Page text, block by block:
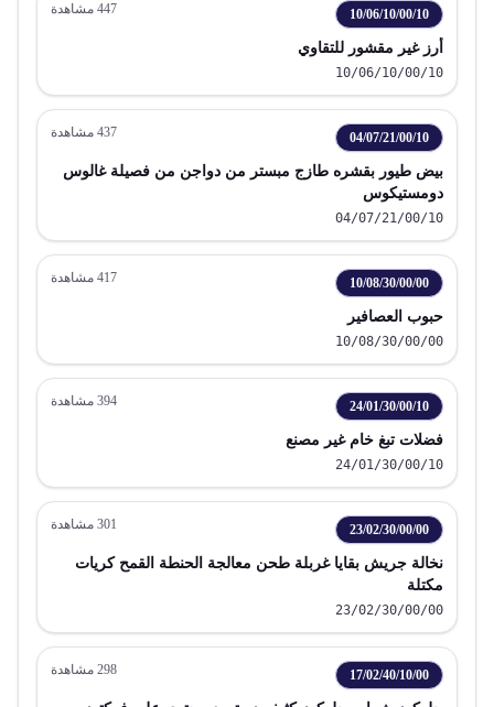
10/06/10/00/10
447 مشاهدة
أرز غير مقشور للتقاوي
10/06/10/00/10
04/07/21/00/10
437 مشاهدة
بيض طيور بقشره طازج مبستر من دواجن من فصيلة غالوس
دومستيكوس
04/07/21/00/10
10/08/30/00/00
417 مشاهدة
حبوب العصافير
10/08/30/00/00
24/01/30/00/10
394 مشاهدة
فضلات تبغ خام غير مصنع
24/01/30/00/10
23/02/30/00/00
301 مشاهدة
نخالة جريش بقايا غربلة طحن معالجة الحنطة القمح كريات
مكتلة
23/02/30/00/00
17/02/40/10/00
298 مشاهدة